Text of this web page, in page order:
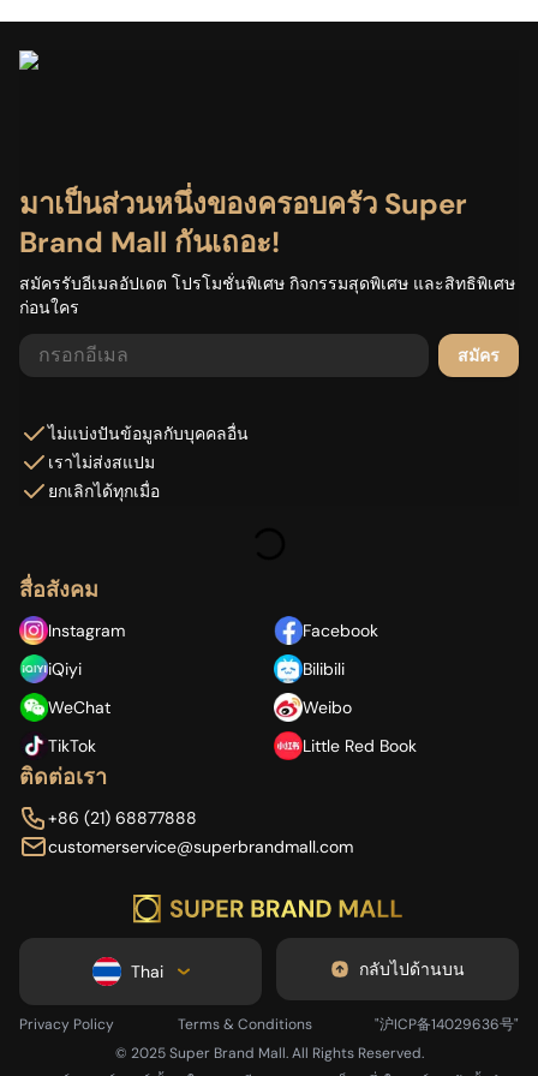
กำลังโหลด...
มาเป็นส่วนหนึ่งของครอบครัว Super
Brand Mall กันเถอะ!
สมัครรับอีเมลอัปเดต โปรโมชั่นพิเศษ กิจกรรมสุดพิเศษ และสิทธิพิเศษ
ก่อนใคร
สมัคร
ไม่แบ่งปันข้อมูลกับบุคคลอื่น
เราไม่ส่งสแปม
ยกเลิกได้ทุกเมื่อ
สื่อสังคม
Instagram
Facebook
iQiyi
Bilibili
WeChat
Weibo
TikTok
Little Red Book
ติดต่อเรา
+86 (21) 68877888
customerservice@superbrandmall.com
Thai กลับไปด้านบน
Privacy Policy Terms & Conditions
"沪ICP备14029636号"
© 2025 Super Brand Mall. All Rights Reserved.